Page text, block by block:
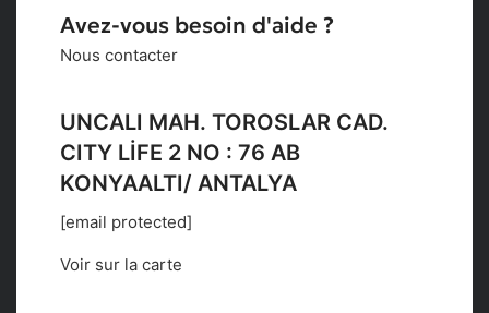
Avez-vous besoin d'aide ?
Nous contacter
UNCALI MAH. TOROSLAR CAD.
CITY LİFE 2 NO : 76 AB
KONYAALTI/ ANTALYA
[email protected]
Voir sur la carte